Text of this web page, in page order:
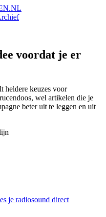
.NL
voordat je er
heldere keuzes voor
wel artikelen die je
beter uit te leggen en uit